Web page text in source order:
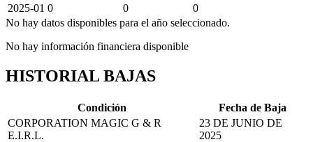
2025-01 0 0
0
No hay datos disponibles para el año seleccionado.
No hay información financiera disponible
HISTORIAL BAJAS
Condición
Fecha de Baja
CORPORATION MAGIC G & R
E.I.R.L.
23 DE JUNIO DE
2025